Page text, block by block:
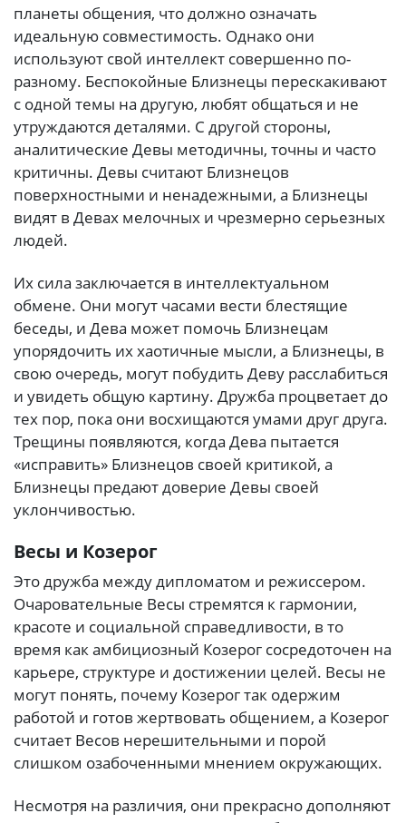
планеты общения, что должно означать
идеальную совместимость. Однако они
используют свой интеллект совершенно по-
разному. Беспокойные Близнецы перескакивают
с одной темы на другую, любят общаться и не
утруждаются деталями. С другой стороны,
аналитические Девы методичны, точны и часто
критичны. Девы считают Близнецов
поверхностными и ненадежными, а Близнецы
видят в Девах мелочных и чрезмерно серьезных
людей.
Их сила заключается в интеллектуальном
обмене. Они могут часами вести блестящие
беседы, и Дева может помочь Близнецам
упорядочить их хаотичные мысли, а Близнецы, в
свою очередь, могут побудить Деву расслабиться
и увидеть общую картину. Дружба процветает до
тех пор, пока они восхищаются умами друг друга.
Трещины появляются, когда Дева пытается
«исправить» Близнецов своей критикой, а
Близнецы предают доверие Девы своей
уклончивостью.
Весы и Козерог
Это дружба между дипломатом и режиссером.
Очаровательные Весы стремятся к гармонии,
красоте и социальной справедливости, в то
время как амбициозный Козерог сосредоточен на
карьере, структуре и достижении целей. Весы не
могут понять, почему Козерог так одержим
работой и готов жертвовать общением, а Козерог
считает Весов нерешительными и порой
слишком озабоченными мнением окружающих.
Несмотря на различия, они прекрасно дополняют